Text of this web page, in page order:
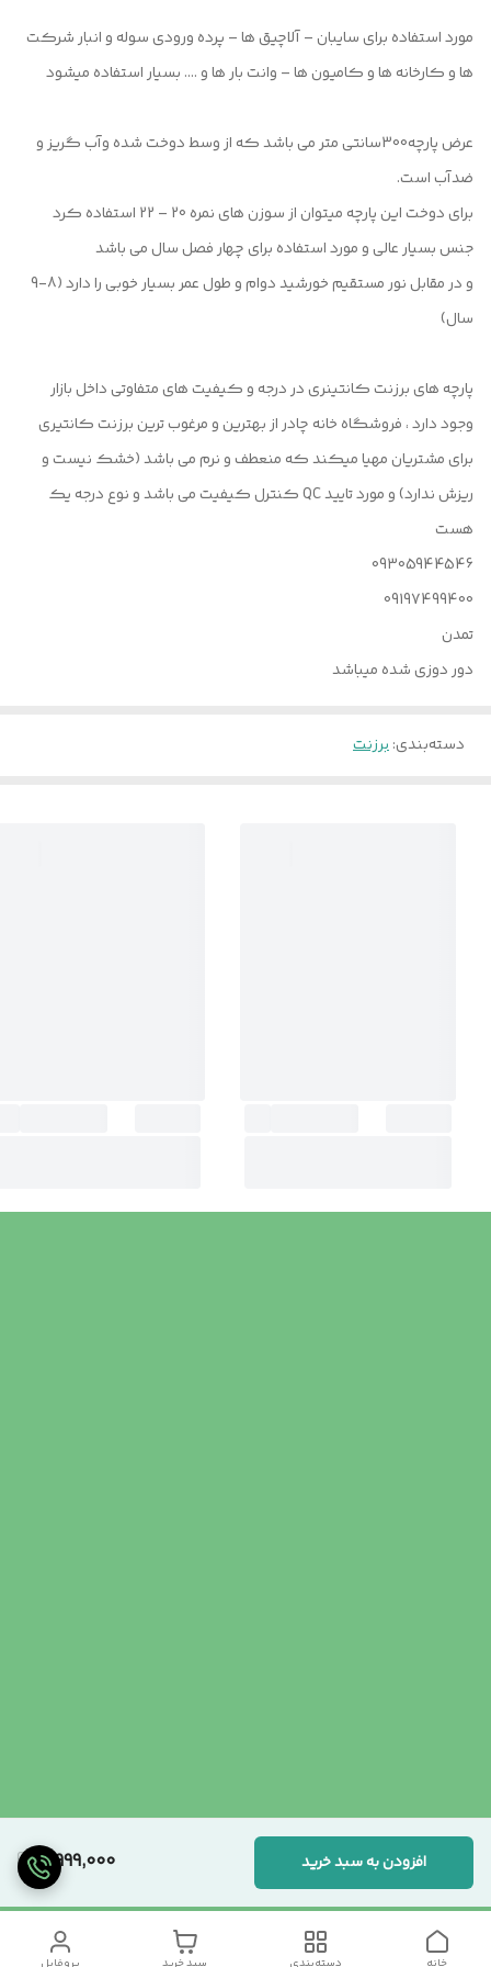
4,999,000 افزودن به سبد خرید
مورد استفاده برای سایبان – آلاچیق ها – پرده ورودی سوله و انبار شرکت
ها و کارخانه ها و کامیون ها – وانت بار ها و …. بسیار استفاده میشود
عرض پارچه300سانتی متر می باشد که از وسط دوخت شده وآب گریز و
ضدآب است.
برای دوخت این پارچه میتوان از سوزن های نمره 20 – 22 استفاده کرد
جنس بسیار عالی و مورد استفاده برای چهار فصل سال می باشد
و در مقابل نور مستقیم خورشید دوام و طول عمر بسیار خوبی را دارد (8-9
سال)
پارچه های برزنت کانتینری در درجه و کیفیت های متفاوتی داخل بازار
وجود دارد ، فروشگاه خانه چادر از بهترین و مرغوب ترین برزنت کانتیری
برای مشتریان مهیا میکند که منعطف و نرم می باشد (خشک نیست و
ریزش ندارد) و مورد تایید QC کنترل کیفیت می باشد و نوع درجه یک
هست
09305944546
09197499400
تمدن
دور دوزی شده میباشد
دسته‌بندی:برزنت